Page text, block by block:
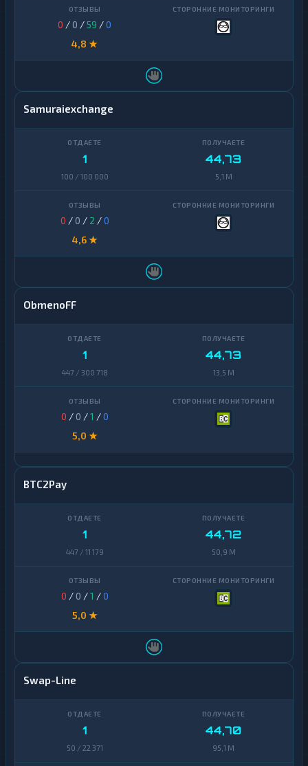
0 / 0 /59 /0
4,8 ★
Samuraiexchange
1
100 / 100 000
44,73
5,1 M
0 / 0 / 2 /0
4,6 ★
ObmenoFF
1
447 / 300 718
44,73
13,5 M
0 / 0 /1 /0
5,0 ★
BTC2Pay
1
447 / 11 179
44,72
50,9 M
0 / 0 /1 /0
5,0 ★
Swap-Line
1
50 / 22 371
44,70
95,1 M